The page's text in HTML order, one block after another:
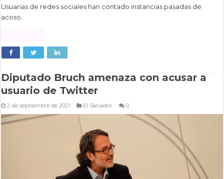
Usuarias de redes sociales han contado instancias pasadas de
acoso.
Diputado Bruch amenaza con acusar a
usuario de Twitter
2 de septiembre de 2021 El Salvador 0